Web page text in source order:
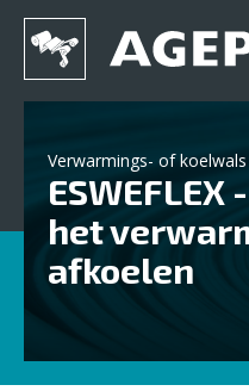
Verwarmings- of koelwals
het
afkoelen